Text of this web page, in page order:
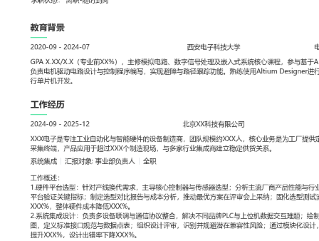
邮箱: xiaowan@gangwan.com
求职意向
工作性质: 全职应聘职位: 系统集成期望工作地址: 北京期望薪资:
工作经历
2024-09 -2025-12
XXX电子是专注工业自动化与智能硬件的设备制造商，团队规模约
工厂提供定制化产线控制系统与数据采集终端，产品应用于超过
行业集成商建立稳定供货关系。